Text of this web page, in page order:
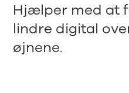
Hjælper med at
lindre digital
øjnene.